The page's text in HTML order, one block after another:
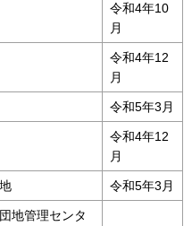
令和4年10
月
令和4年12
月
令和5年3月
令和4年12
月
令和5年3月
地管理センタ